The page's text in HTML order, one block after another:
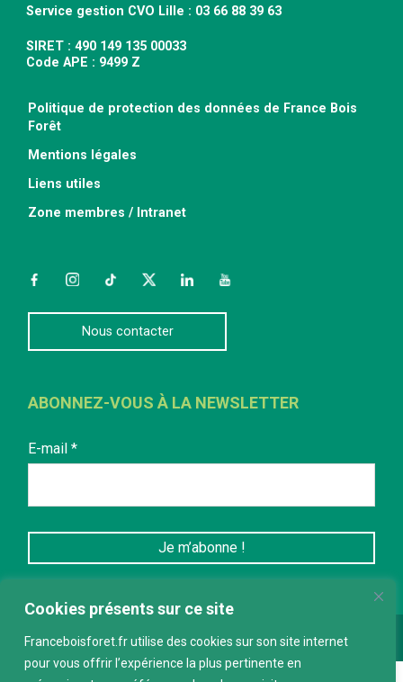
Cookies présents sur ce site
Franceboisforet.fr utilise des cookies sur son site internet
pour vous offrir l’expérience la plus pertinente en
Service gestion CVO Lille : 03 66 88 39 63
SIRET : 490 149 135 00033
Code APE : 9499 Z
Politique de protection des données de France Bois
Forêt
Mentions légales
Liens utiles
Zone membres / Intranet
FacebookInstagramTikTokTwitterLinkedInYouTube
Nous contacter
ABONNEZ-VOUS À LA NEWSLETTER
E-mail *
Conception :keepdesign.fr